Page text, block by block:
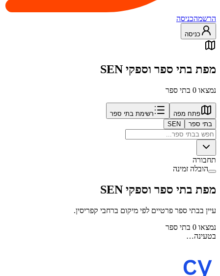
הרשמהכניסה
כניסה
מפת בתי ספר וספקי SEN
נמצאו 0 בתי ספר
פתח מפה
רשימת בתי ספר
בתי ספר
SEN
תחבורה
הובלה זמינה
מפת בתי ספר וספקי SEN
עיין בבתי ספר פרטיים לפי מיקום ברחבי קפריסין.
נמצאו 0 בתי ספר
בטעינה…